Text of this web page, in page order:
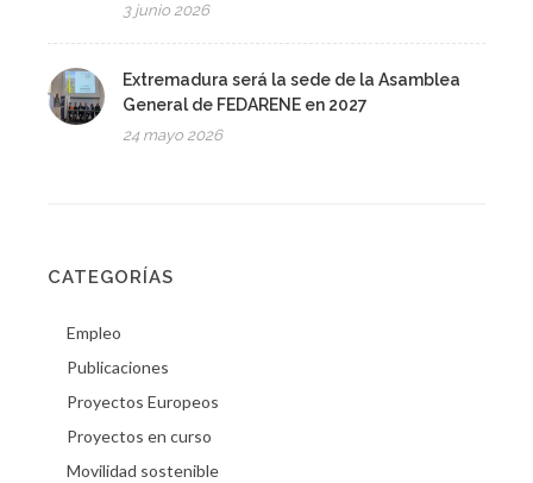
3 junio 2026
Extremadura será la sede de la Asamblea
General de FEDARENE en 2027
24 mayo 2026
CATEGORÍAS
Empleo
Publicaciones
Proyectos Europeos
Proyectos en curso
Movilidad sostenible